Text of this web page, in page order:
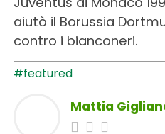
aiutò il Borussia
contro i bianconeri.
#featured
Mattia